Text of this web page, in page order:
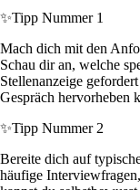
✨Tipp Nummer 1
Mach dich mit den
Schau dir an, welche
Stellenanzeige
Gespräch hervorheben
✨Tipp Nummer 2
Bereite dich auf
häufige